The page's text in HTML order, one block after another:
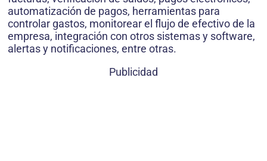
automatización de pagos, herramientas para
controlar gastos, monitorear el flujo de efectivo de la
empresa, integración con otros sistemas y software,
alertas y notificaciones, entre otras.
Publicidad